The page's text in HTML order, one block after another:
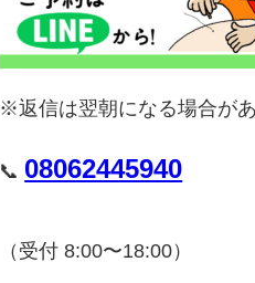
※返信は翌朝になる場合があ
📞 08062445940
（受付 8:00〜18:00）